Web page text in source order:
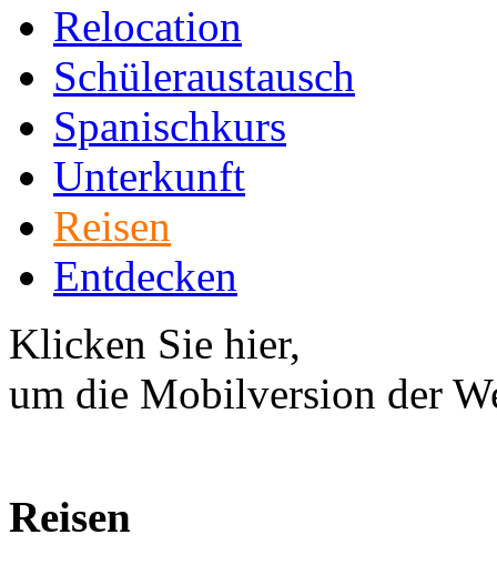
Relocation
Schüleraustausch
Spanischkurs
Unterkunft
Reisen
Entdecken
Klicken Sie hier,
um die Mobilversion der
Reisen